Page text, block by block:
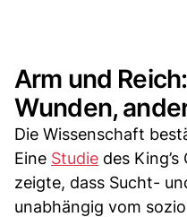
Arm und
Wunden,
Die Wissenschaft
Eine Studie des
zeigte, dass Sucht-
unabhängig vom